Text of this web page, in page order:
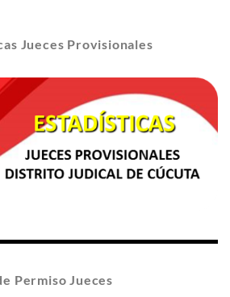
Jueces Provisionales
Permiso Jueces